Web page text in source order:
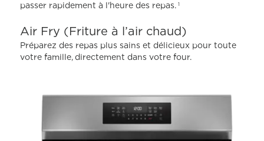
passer rapidement à l'heure des repas.1
Air Fry (Friture à l’air chaud)
Préparez des repas plus sains et délicieux pour toute
votre famille, directement dans votre four.